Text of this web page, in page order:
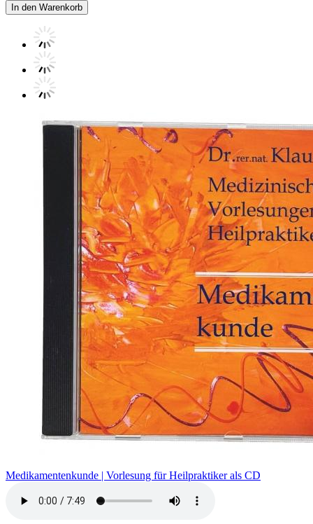
In den Warenkorb
Medikamentenkunde | Vorlesung für Heilpraktiker als CD